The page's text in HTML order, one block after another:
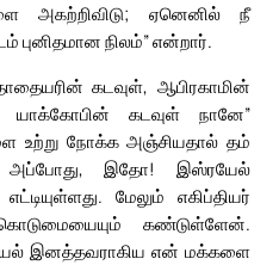
அகற்றிவிடு; ஏனெனில் நீ
புனிதமான நிலம்” என்றார்.
கடவுள், ஆபிரகாமின்
யாக்கோபின் கடவுள் நானே”
உற்று நோக்க அஞ்சியதால் தம்
அப்போது, இதோ! இஸ்ரயேல்
மேலும் எகிப்தியர்
கண்டுள்ளேன்.
இனத்தவராகிய என் மக்களை